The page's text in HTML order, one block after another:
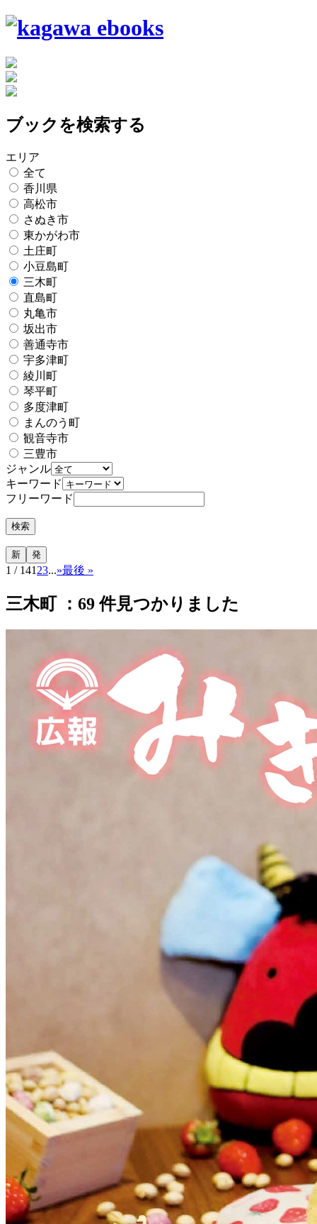
ブックを検索する
エリア
全て
香川県
高松市
さぬき市
東かがわ市
土庄町
小豆島町
三木町
直島町
丸亀市
坂出市
善通寺市
宇多津町
綾川町
琴平町
多度津町
まんのう町
観音寺市
三豊市
ジャンル
キーワード
フリーワード
1 / 141 23...»最後 »
三木町 ： 69件見つかりました